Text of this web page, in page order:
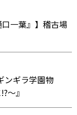
一葉』】稽古場
ギラ学園物
～』